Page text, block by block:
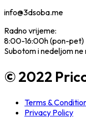
info@3dsoba.me
Radno vrijeme:
8:00-16:00h (pon-pet)
Subotom i nedeljom ne
© 2022
Terms &
Privacy Policy